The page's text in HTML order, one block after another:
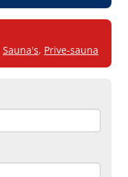
Sauna's, Prive-sauna